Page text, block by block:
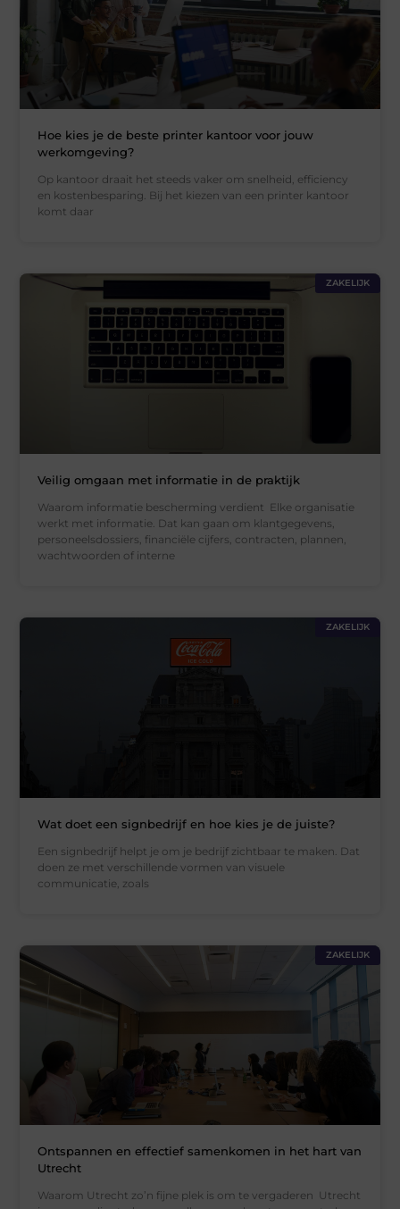
Hoe kies je de beste printer kantoor voor jouw
werkomgeving?
Op kantoor draait het steeds vaker om snelheid, efficiency
en kostenbesparing. Bij het kiezen van een printer kantoor
komt daar
ZAKELIJK
Veilig omgaan met informatie in de praktijk
Waarom informatie bescherming verdient Elke organisatie
werkt met informatie. Dat kan gaan om klantgegevens,
personeelsdossiers, financiële cijfers, contracten, plannen,
wachtwoorden of interne
ZAKELIJK
Wat doet een signbedrijf en hoe kies je de juiste?
Een signbedrijf helpt je om je bedrijf zichtbaar te maken. Dat
doen ze met verschillende vormen van visuele
communicatie, zoals
ZAKELIJK
Ontspannen en effectief samenkomen in het hart van
Utrecht
Waarom Utrecht zo’n fijne plek is om te vergaderen Utrecht